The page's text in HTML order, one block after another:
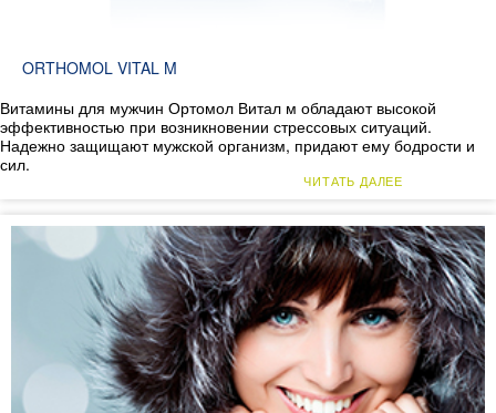
ORTHOMOL VITAL M
Витамины для мужчин Ортомол Витал м обладают высокой
эффективностью при возникновении стрессовых ситуаций.
Надежно защищают мужской организм, придают ему бодрости и
сил.
ЧИТАТЬ ДАЛЕЕ